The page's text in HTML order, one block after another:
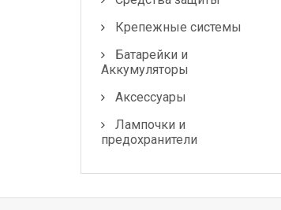
Лампочки и
предохранители
Крепежные системы
Батарейки и
Аккумуляторы
Аксессуары
Лампочки и
предохранители